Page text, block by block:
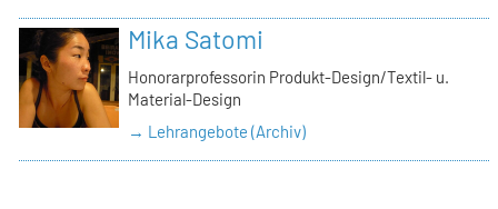
Mika Satomi
Honorarprofessorin Produkt-Design/Textil- u.
Material-Design
→ Lehrangebote (Archiv)